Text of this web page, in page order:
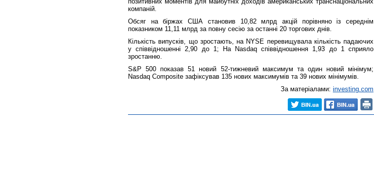
компаній.
Обсяг на біржах США становив 10,82 млрд акцій порівняно із середнім
показником 11,11 млрд за повну сесію за останні 20 торгових днів.
Кількість випусків, що зростають, на NYSE перевищувала кількість падаючих
у співвідношенні 2,90 до 1; На Nasdaq співвідношення 1,93 до 1 сприяло
зростанню.
S&P 500 показав 51 новий 52-тижневий максимум та один новий мінімум;
Nasdaq Composite зафіксував 135 нових максимумів та 39 нових мінімумів.
За матеріалами: investing.com